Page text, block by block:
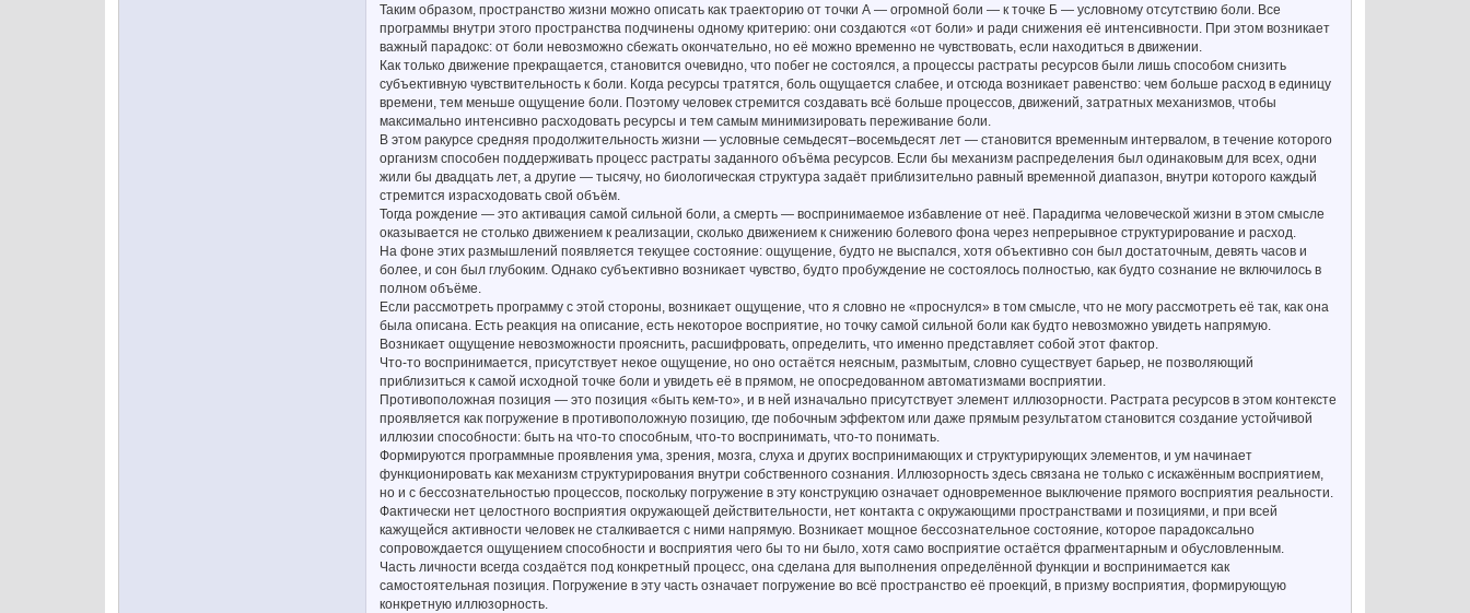
Таким образом, пространство жизни можно описать как траекторию от точки А — огромной боли — к точке Б — условному отсутствию боли. Все
программы внутри этого пространства подчинены одному критерию: они создаются «от боли» и ради снижения её интенсивности. При этом возникает
важный парадокс: от боли невозможно сбежать окончательно, но её можно временно не чувствовать, если находиться в движении.
Как только движение прекращается, становится очевидно, что побег не состоялся, а процессы растраты ресурсов были лишь способом снизить
субъективную чувствительность к боли. Когда ресурсы тратятся, боль ощущается слабее, и отсюда возникает равенство: чем больше расход в единицу
времени, тем меньше ощущение боли. Поэтому человек стремится создавать всё больше процессов, движений, затратных механизмов, чтобы
максимально интенсивно расходовать ресурсы и тем самым минимизировать переживание боли.
В этом ракурсе средняя продолжительность жизни — условные семьдесят–восемьдесят лет — становится временным интервалом, в течение которого
организм способен поддерживать процесс растраты заданного объёма ресурсов. Если бы механизм распределения был одинаковым для всех, одни
жили бы двадцать лет, а другие — тысячу, но биологическая структура задаёт приблизительно равный временной диапазон, внутри которого каждый
стремится израсходовать свой объём.
Тогда рождение — это активация самой сильной боли, а смерть — воспринимаемое избавление от неё. Парадигма человеческой жизни в этом смысле
оказывается не столько движением к реализации, сколько движением к снижению болевого фона через непрерывное структурирование и расход.
На фоне этих размышлений появляется текущее состояние: ощущение, будто не выспался, хотя объективно сон был достаточным, девять часов и
более, и сон был глубоким. Однако субъективно возникает чувство, будто пробуждение не состоялось полностью, как будто сознание не включилось в
полном объёме.
Если рассмотреть программу с этой стороны, возникает ощущение, что я словно не «проснулся» в том смысле, что не могу рассмотреть её так, как она
была описана. Есть реакция на описание, есть некоторое восприятие, но точку самой сильной боли как будто невозможно увидеть напрямую.
Возникает ощущение невозможности прояснить, расшифровать, определить, что именно представляет собой этот фактор.
Что-то воспринимается, присутствует некое ощущение, но оно остаётся неясным, размытым, словно существует барьер, не позволяющий
приблизиться к самой исходной точке боли и увидеть её в прямом, не опосредованном автоматизмами восприятии.
Противоположная позиция — это позиция «быть кем-то», и в ней изначально присутствует элемент иллюзорности. Растрата ресурсов в этом контексте
проявляется как погружение в противоположную позицию, где побочным эффектом или даже прямым результатом становится создание устойчивой
иллюзии способности: быть на что-то способным, что-то воспринимать, что-то понимать.
Формируются программные проявления ума, зрения, мозга, слуха и других воспринимающих и структурирующих элементов, и ум начинает
функционировать как механизм структурирования внутри собственного сознания. Иллюзорность здесь связана не только с искажённым восприятием,
но и с бессознательностью процессов, поскольку погружение в эту конструкцию означает одновременное выключение прямого восприятия реальности.
Фактически нет целостного восприятия окружающей действительности, нет контакта с окружающими пространствами и позициями, и при всей
кажущейся активности человек не сталкивается с ними напрямую. Возникает мощное бессознательное состояние, которое парадоксально
сопровождается ощущением способности и восприятия чего бы то ни было, хотя само восприятие остаётся фрагментарным и обусловленным.
Часть личности всегда создаётся под конкретный процесс, она сделана для выполнения определённой функции и воспринимается как
самостоятельная позиция. Погружение в эту часть означает погружение во всё пространство её проекций, в призму восприятия, формирующую
конкретную иллюзорность.